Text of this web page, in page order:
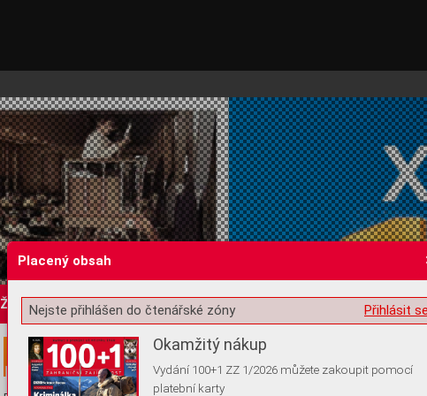
Žádost o souhlas s ukládáním volitelných informací
Placený obsah
Přihlásit
Nejste přihlášen do čtenářské zóny
Okamžitý nákup
Vydání 100+1 ZZ 1/2026 můžete zakoupit pomocí
platební karty